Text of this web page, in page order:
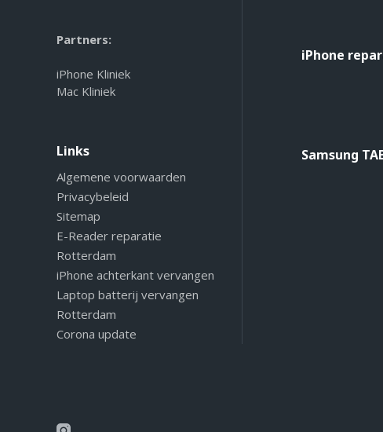
Partners:
iPhone Kliniek
Mac Kliniek
Links
Algemene voorwaarden
Privacybeleid
Sitemap
E-Reader reparatie
Rotterdam
iPhone achterkant vervangen
Laptop batterij vervangen
Rotterdam
Corona update
iPhone
Samsung